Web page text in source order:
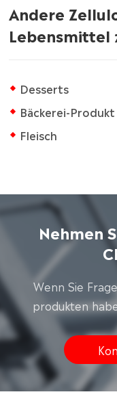
Andere
Lebensmittel
Desserts
Bäckerei-Produkt
Fleisch
Nehmen
Wenn Sie
produkten